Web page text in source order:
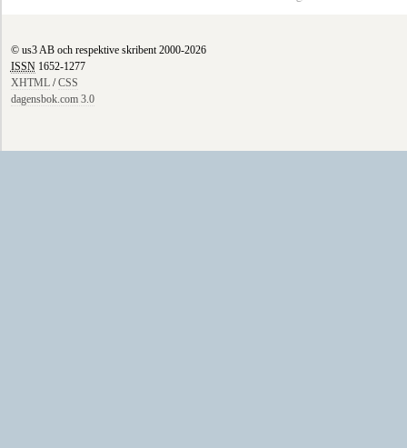
© us3 AB och respektive skribent 2000-2026
ISSN1652-1277
XHTML/CSS
dagensbok.com 3.0